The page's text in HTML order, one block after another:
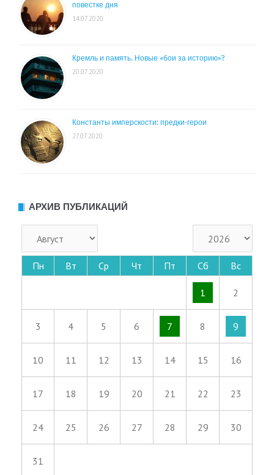
повестке дня
14.07.2020
Кремль и память. Новые «бои за историю»?
20.07.2020
Константы имперскости: предки-герои
27.07.2020
АРХИВ ПУБЛИКАЦИЙ
Пн Вт Ср Чт Пт Сб Вс
1 2
3 4 5 6 7 8 9
10 11 12 13 14 15 16
17 18 19 20 21 22 23
24 25 26 27 28 29 30
31